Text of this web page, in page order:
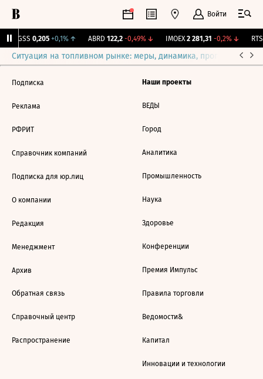
Войти
RGSS 0,205 +0,1%↑ ABRD 122,2 -0,49%↓ IMOEX 2 281,31 -0,2%↓ RTSI
Ситуация на топливном рынке: меры, динамика, прогнозы
Подписка
Реклама
РФРИТ
Справочник компаний
Подписка для юр.лиц
О компании
Редакция
Менеджмент
Архив
Обратная связь
Справочный центр
Распространение
Наши проекты
ВЕДЫ
Город
Аналитика
Промышленность
Наука
Здоровье
Конференции
Премия Импульс
Правила торговли
Ведомости&
Капитал
Инновации и технологии